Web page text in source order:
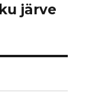
järve